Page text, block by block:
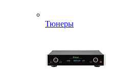
Тюнеры